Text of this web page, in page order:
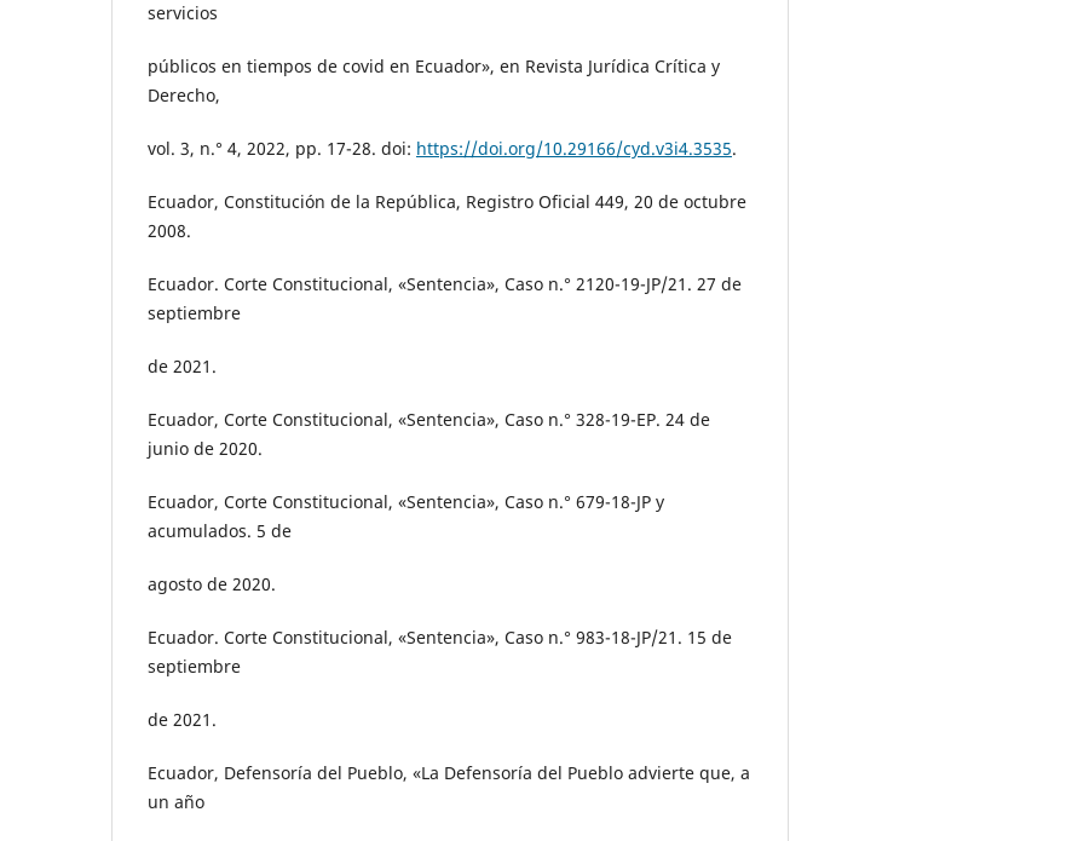
servicios
públicos en tiempos de covid en Ecuador», en Revista Jurídica Crítica y
Derecho,
vol. 3, n.° 4, 2022, pp. 17-28. doi: https://doi.org/10.29166/cyd.v3i4.3535.
Ecuador, Constitución de la República, Registro Oficial 449, 20 de octubre
2008.
Ecuador. Corte Constitucional, «Sentencia», Caso n.° 2120-19-JP/21. 27 de
septiembre
de 2021.
Ecuador, Corte Constitucional, «Sentencia», Caso n.° 328-19-EP. 24 de
junio de 2020.
Ecuador, Corte Constitucional, «Sentencia», Caso n.° 679-18-JP y
acumulados. 5 de
agosto de 2020.
Ecuador. Corte Constitucional, «Sentencia», Caso n.° 983-18-JP/21. 15 de
septiembre
de 2021.
Ecuador, Defensoría del Pueblo, «La Defensoría del Pueblo advierte que, a
un año